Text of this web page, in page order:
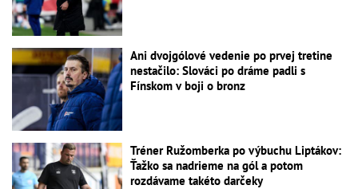
Ani dvojgólové vedenie po prvej tretine
nestačilo: Slováci po dráme padli s
Fínskom v boji o bronz
Tréner Ružomberka po výbuchu Liptákov:
Ťažko sa nadrieme na gól a potom
rozdávame takéto darčeky